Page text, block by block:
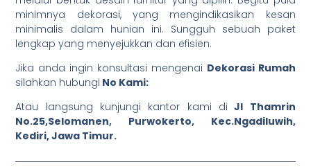
minimnya dekorasi, yang mengindikasikan kesan
minimalis dalam hunian ini. Sungguh sebuah paket
lengkap yang menyejukkan dan efisien.
Jika anda ingin konsultasi mengenai Dekorasi Rumah
silahkan hubungi No Kami:
Atau langsung kunjungi kantor kami di Jl Thamrin
No.25,Selomanen, Purwokerto, Kec.Ngadiluwih,
Kediri, Jawa Timur.